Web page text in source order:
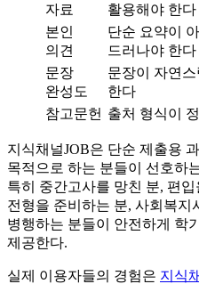
자료
활용해야 한다
본인
의견
단순 요약이
드러나야 한다
문장
완성도
문장이 자연
한다
참고문헌 출처 형식이
지식채널JOB은 단순 제출용
목적으로 하는 분들이 선호하
특히 중간고사를 망친 분, 편
전형을 준비하는 분, 사회복지
병행하는 분들이 안전하게 학
제공한다.
실제 이용자들의 경험은 지식